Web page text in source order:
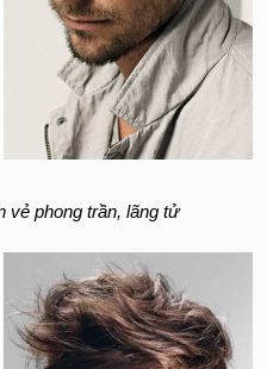
vẻ phong trần, lãng tử